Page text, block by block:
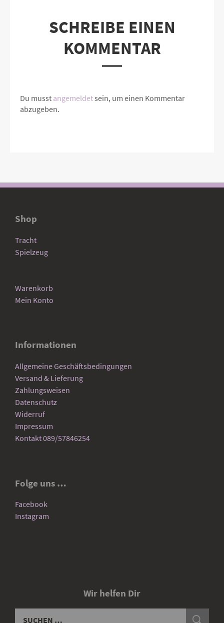
SCHREIBE EINEN
KOMMENTAR
Du musst angemeldetsein, um einen Kommentar
abzugeben.
Shop
Tracht
Spielzeug
Warenkorb
Mein Konto
Informationen
Allgemeine Geschäftsbedingungen
Versand & Lieferung
Zahlungsweisen
Datenschutz
Widerruf
Impressum
Kontakt 089/57846254
Folge uns …
Facebook
Instagram
Wir helfen Dir